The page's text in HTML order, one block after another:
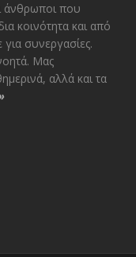
άνθρωποι που
κοινότητα και από
συνεργασίες.
Μας
αλλά και τα